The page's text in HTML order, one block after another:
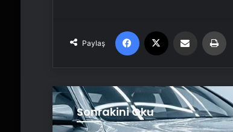
Paylaş
Facebook Email'den paylaş
Sonrakini Oku